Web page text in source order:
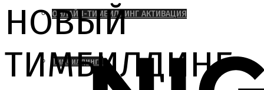
ОНЛАЙН-ТИМБИЛДИНГ АКТИВАЦИЯ
Тимбилдинги
НОВЫЙ
ТИМБИЛДИНГ